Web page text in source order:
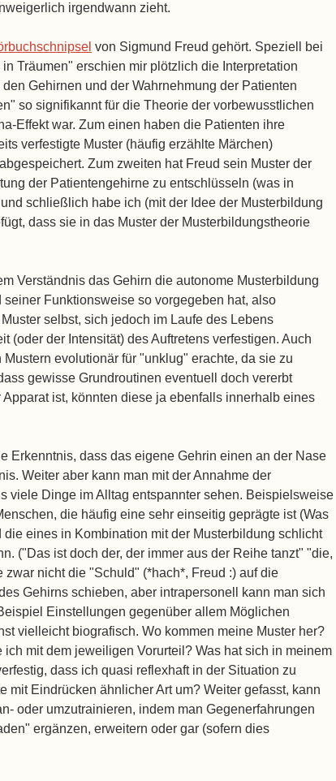
irgendwann zieht.
von Sigmund Freud gehört. Speziell bei
Träumen" erschien mir plötzlich die Interpretation
Gehirnen und der Wahrnehmung der Patienten
so signifikannt für die Theorie der vorbewusstlichen
Effekt war. Zum einen haben die Patienten ihre
verfestigte Muster (häufig erzählte Märchen)
Zum zweiten hat Freud sein Muster der
der Patientengehirne zu entschlüsseln (was in
schließlich habe ich (mit der Idee der Musterbildung
dass sie in das Muster der Musterbildungstheorie
Verständnis das Gehirn die autonome Musterbildung
Funktionsweise so vorgegeben hat, also
selbst, sich jedoch im Laufe des Lebens
(oder der Intensität) des Auftretens verfestigen. Auch
evolutionär für "unklug" erachte, da sie zu
gewisse Grundroutinen eventuell doch vererbt
ist, könnten diese ja ebenfalls innerhalb eines
Erkenntnis, dass das eigene Gehrin einen an der Nase
Weiter aber kann man mit der Annahme der
viele Dinge im Alltag entspannter sehen. Beispielsweise
die häufig eine sehr einseitig geprägte ist (Was
eines in Kombination mit der Musterbildung schlicht
("Das ist doch der, der immer aus der Reihe tanzt" "die,
nicht die "Schuld" (*hach*, Freud :) auf die
Gehirns schieben, aber intrapersonell kann man sich
Einstellungen gegenüber allem Möglichen
vielleicht biografisch. Wo kommen meine Muster her?
mit dem jeweiligen Vorurteil? Was hat sich in meinem
dass ich quasi reflexhaft in der Situation zu
mit Eindrücken ähnlicher Art um? Weiter gefasst, kann
oder umzutrainieren, indem man Gegenerfahrungen
ergänzen, erweitern oder gar (sofern dies